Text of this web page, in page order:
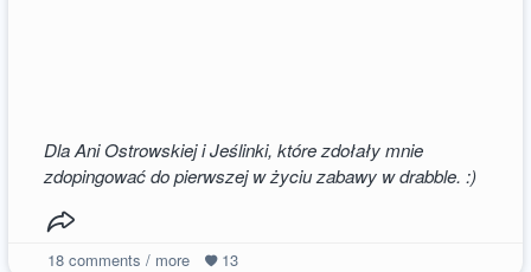
Dla Ani Ostrowskiej i Jeślinki, które zdołały mnie
zdopingować do pierwszej w życiu zabawy w drabble. :)
18comments / more 13